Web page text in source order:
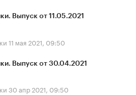
Выпуск от 11.05.2021
11 мая 2021, 09:50
Выпуск от 30.04.2021
30 апр 2021, 09:50